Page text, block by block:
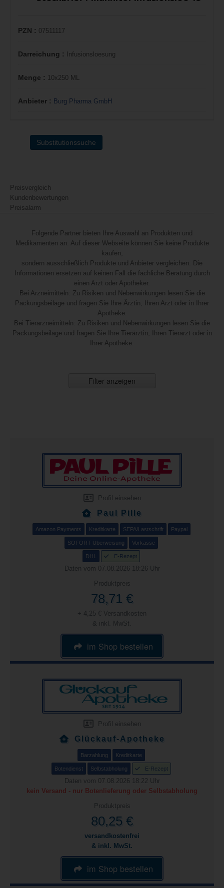
PZN : 07511117
Darreichung : Infusionsloesung
Menge : 10x250 ML
Anbieter : Burg Pharma GmbH
Substitutionssuche
Preisvergleich
Kundenbewertungen
Preisalarm
Folgende Partner bieten Ihre Auswahl an Produkten und
Medikamenten an. Auf dieser Webseite können Sie keine Produkte
kaufen,
sondern ausschließlich Produkte und Anbieter vergleichen. Die
Informationen ersetzen auf keinen Fall die fachliche Beratung durch
einen Arzt oder Apotheker.
Bei Arzneimitteln: Zu Risiken und Nebenwirkungen lesen Sie die
Packungsbeilage und fragen Sie Ihre Ärztin, Ihren Arzt oder in Ihrer
Apotheke.
Bei Tierarzneimitteln: Zu Risiken und Nebenwirkungen lesen Sie die
Packungsbeilage und fragen Sie Ihre Tierärztin, Ihren Tierarzt oder in
Ihrer Apotheke.
Filter anzeigen
Profil einsehen
Paul Pille
Amazon Payments Kreditkarte SEPA/Lastschrift Paypal
SOFORT Überweisung Vorkasse
DHL E-Rezept
Daten vom 07.08.2026 18:26 Uhr
Produktpreis
78,71 €
+ 4,25 € Versandkosten
& inkl. MwSt.
im Shop bestellen
Profil einsehen
Glückauf-Apotheke
Barzahlung Kreditkarte
Botendienst Selbstabholung E-Rezept
Daten vom 07.08.2026 18:22 Uhr
kein Versand - nur Botenlieferung oder Selbstabholung
Produktpreis
80,25 €
versandkostenfrei
& inkl. MwSt.
im Shop bestellen